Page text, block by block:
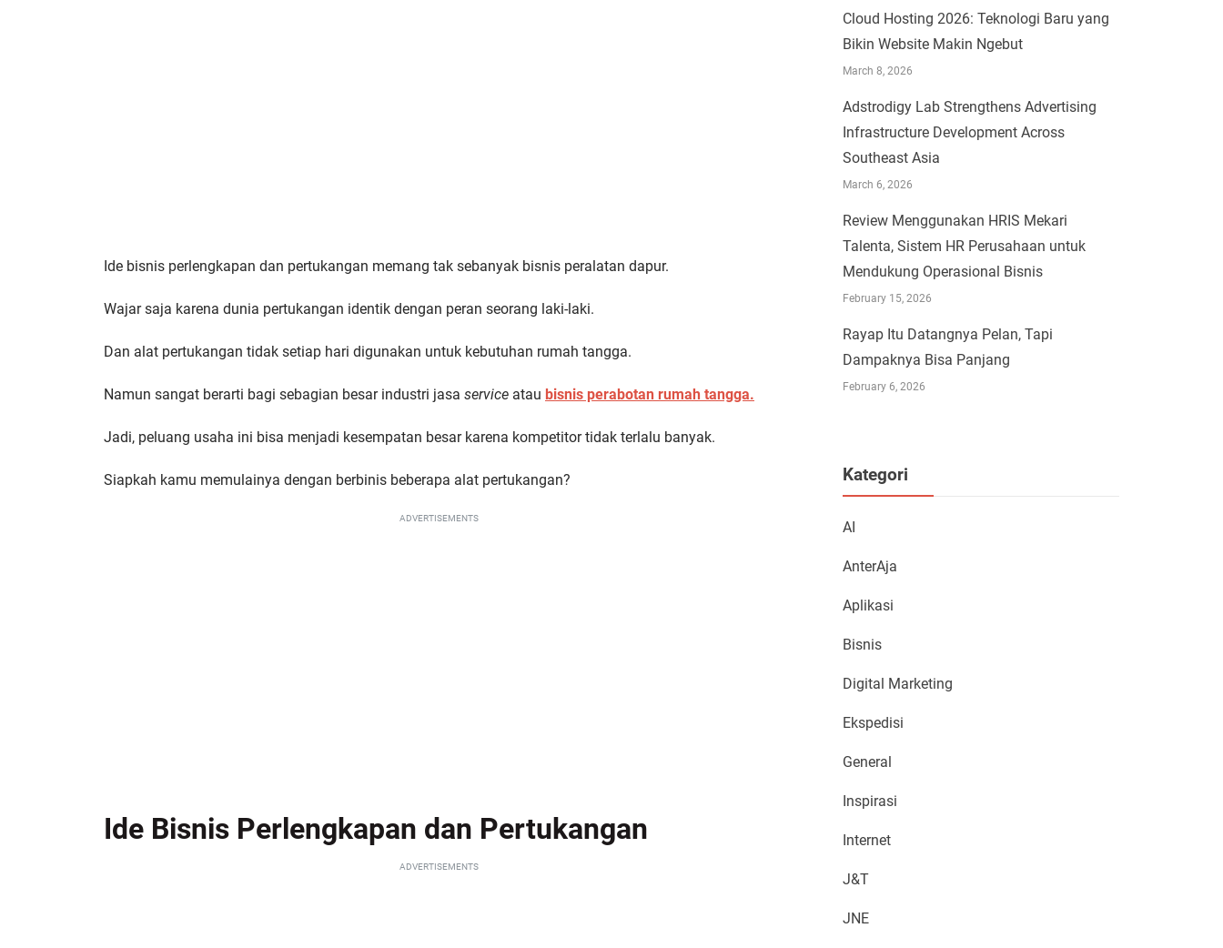
Ide bisnis perlengkapan dan pertukangan memang tak sebanyak bisnis peralatan dapur.
Wajar saja karena dunia pertukangan identik dengan peran seorang laki-laki.
Dan alat pertukangan tidak setiap hari digunakan untuk kebutuhan rumah tangga.
Namun sangat berarti bagi sebagian besar industri jasa service atau bisnis perabotan rumah tangga.
Jadi, peluang usaha ini bisa menjadi kesempatan besar karena kompetitor tidak terlalu banyak.
Siapkah kamu memulainya dengan berbinis beberapa alat pertukangan?
ADVERTISEMENTS
Ide Bisnis Perlengkapan dan Pertukangan
ADVERTISEMENTS
Cloud Hosting 2026: Teknologi Baru yang
Bikin Website Makin Ngebut
March 8, 2026
Adstrodigy Lab Strengthens Advertising
Infrastructure Development Across
Southeast Asia
March 6, 2026
Review Menggunakan HRIS Mekari
Talenta, Sistem HR Perusahaan untuk
Mendukung Operasional Bisnis
February 15, 2026
Rayap Itu Datangnya Pelan, Tapi
Dampaknya Bisa Panjang
February 6, 2026
Kategori
AI
AnterAja
Aplikasi
Bisnis
Digital Marketing
Ekspedisi
General
Inspirasi
Internet
J&T
JNE